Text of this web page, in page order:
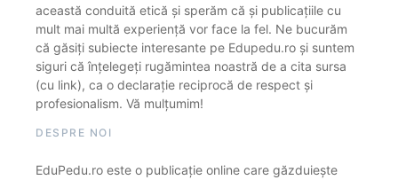
această conduită etică și sperăm că și publicațiile cu
mult mai multă experiență vor face la fel. Ne bucurăm
că găsiți subiecte interesante pe Edupedu.ro și suntem
siguri că înțelegeți rugămintea noastră de a cita sursa
(cu link), ca o declarație reciprocă de respect și
profesionalism. Vă mulțumim!
DESPRE NOI
EduPedu.ro este o publicație online care găzduiește